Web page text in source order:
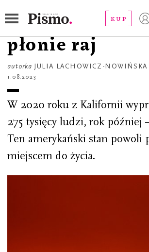
KUP
Kalifornia: gdy
płonie raj
autorka JULIA LACHOWICZ-NOWIŃSKA
1.08.2023
W 2020 roku z Kalifornii
275 tysięcy ludzi, rok później
Ten amerykański stan powoli
miejscem do życia.